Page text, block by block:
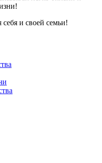
и своей семьи!